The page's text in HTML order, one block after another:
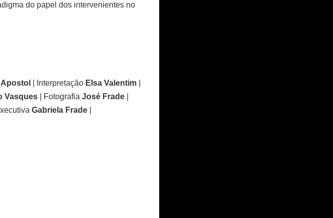
do papel dos intervenientes no
| Interpretação Elsa Valentim
Vasques | Fotografia José Frade
Gabriela Frade